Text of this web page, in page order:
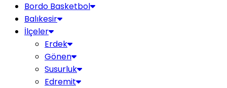
Bordo Basketbol
Balıkesir
İlçeler
Erdek
Gönen
Susurluk
Edremit